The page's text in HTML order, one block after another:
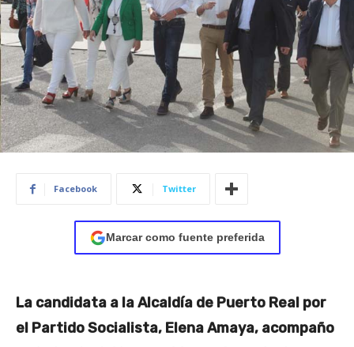
Facebook Twitter
Marcar como fuente preferida
La candidata a la Alcaldía de Puerto Real por
el Partido Socialista, Elena Amaya, acompaño